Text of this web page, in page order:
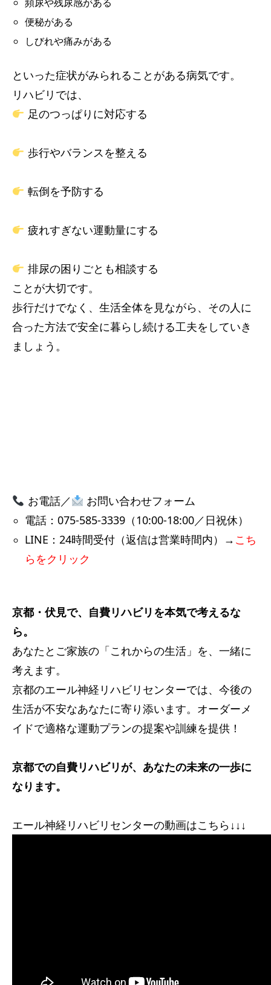
便秘がある
しびれや痛みがある
といった症状がみられることがある病気です。
リハビリでは、
足のつっぱりに対応する
歩行やバランスを整える
転倒を予防する
疲れすぎない運動量にする
排尿の困りごとも相談する
ことが大切です。
歩行だけでなく、生活全体を見ながら、その人に
合った方法で安全に暮らし続ける工夫をしていき
ましょう。
お電話／
お問い合わせフォーム
電話：075-585-3339（10:00-18:00／日祝休）
LINE：24時間受付（返信は営業時間内）→ こち
らをクリック
京都・伏見で、自費リハビリを本気で考えるな
ら。
あなたとご家族の「これからの生活」を、一緒に
考えます。
京都のエール神経リハビリセンターでは、今後の
生活が不安なあなたに寄り添います。オーダーメ
イドで適格な運動プランの提案や訓練を提供！
京都での自費リハビリが、あなたの未来の一歩に
なります。
エール神経リハビリセンターの動画はこちら↓↓↓